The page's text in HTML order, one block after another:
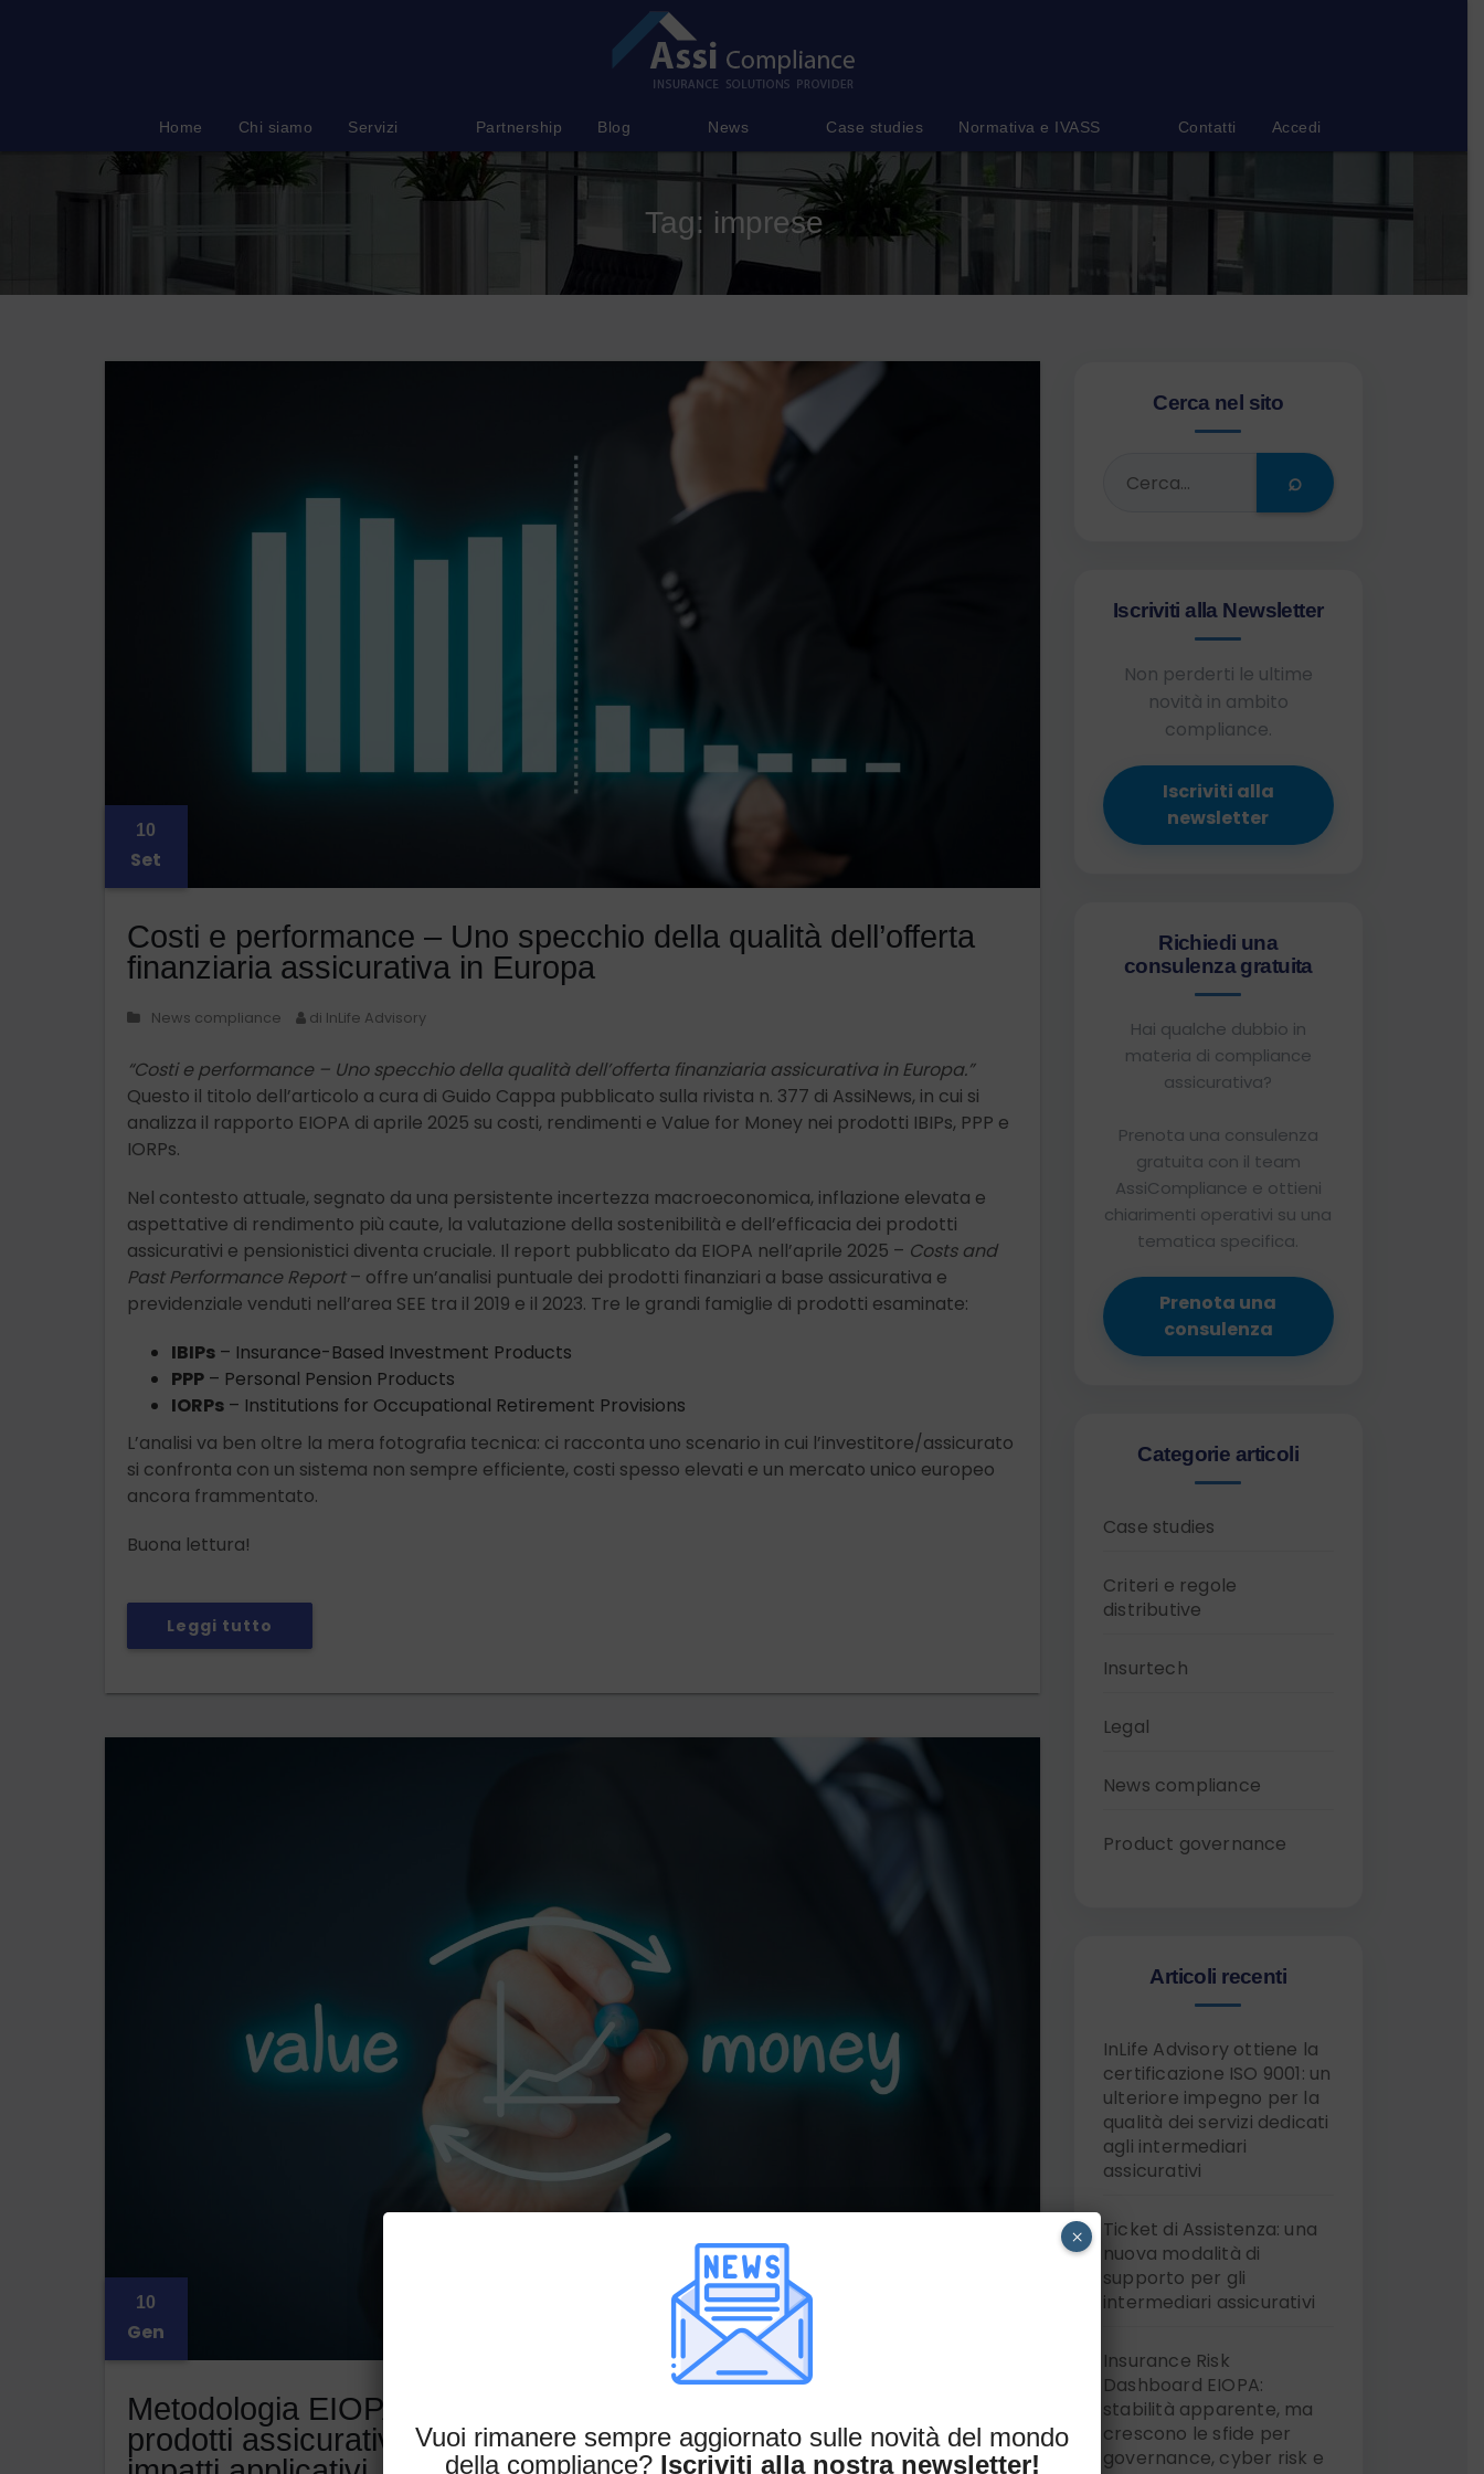
Home Chi siamo Servizi Partnership Blog News Case studies Normativa e IVASS Contatti Accedi
Tag: imprese
10
Set
Costi e performance – Uno specchio della qualità dell’offerta
finanziaria assicurativa in Europa
News compliance di InLife Advisory
“Costi e performance – Uno specchio della qualità dell’offerta finanziaria assicurativa in Europa.”
Questo il titolo dell’articolo a cura di Guido Cappa pubblicato sulla rivista n. 377 di AssiNews, in cui si
analizza il rapporto EIOPA di aprile 2025 su costi, rendimenti e Value for Money nei prodotti IBIPs, PPP e
IORPs.
Nel contesto attuale, segnato da una persistente incertezza macroeconomica, inflazione elevata e
aspettative di rendimento più caute, la valutazione della sostenibilità e dell’efficacia dei prodotti
assicurativi e pensionistici diventa cruciale. Il report pubblicato da EIOPA nell’aprile 2025 – Costs and
Past Performance Report– offre un’analisi puntuale dei prodotti finanziari a base assicurativa e
previdenziale venduti nell’area SEE tra il 2019 e il 2023. Tre le grandi famiglie di prodotti esaminate:
IBIPs– Insurance-Based Investment Products
PPP– Personal Pension Products
IORPs– Institutions for Occupational Retirement Provisions
L’analisi va ben oltre la mera fotografia tecnica: ci racconta uno scenario in cui l’investitore/assicurato
si confronta con un sistema non sempre efficiente, costi spesso elevati e un mercato unico europeo
ancora frammentato.
Buona lettura!
Leggi tutto
10
Gen
Metodologia EIOPA sui benchmark di Value for Money dei
prodotti assicurativi di investimento – Criteri metodologici e
Cerca nel sito
⌕
Iscriviti alla Newsletter
Non perderti le ultime
novità in ambito
compliance.
Iscriviti alla
newsletter
Richiedi una
consulenza gratuita
Hai qualche dubbio in
materia di compliance
assicurativa?
Prenota una consulenza
gratuita con il team
AssiCompliance e ottieni
chiarimenti operativi su una
tematica specifica.
Prenota una
consulenza
Categorie articoli
Case studies
Criteri e regole
distributive
Insurtech
Legal
News compliance
Product governance
Articoli recenti
InLife Advisory ottiene la
certificazione ISO 9001: un
ulteriore impegno per la
qualità dei servizi dedicati
agli intermediari
assicurativi
Ticket di Assistenza: una
nuova modalità di
supporto per gli
intermediari assicurativi
Insurance Risk
Dashboard EIOPA:
stabilità apparente, ma
crescono le sfide per
governance, cyber risk e
Vuoi rimanere sempre aggiornato sulle novità del mondo
della compliance? Iscriviti alla nostra newsletter!
×